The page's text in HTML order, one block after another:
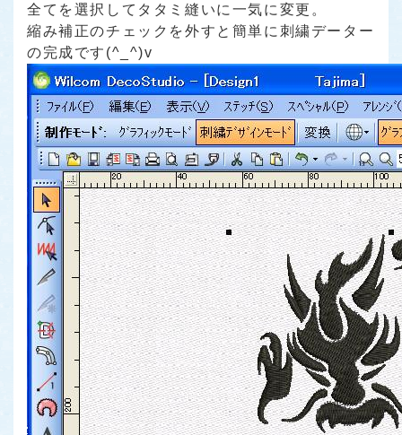
全てを選択してタタミ縫いに一気に変更。
縮み補正のチェックを外すと簡単に刺繍データー
の完成です(^_^)v